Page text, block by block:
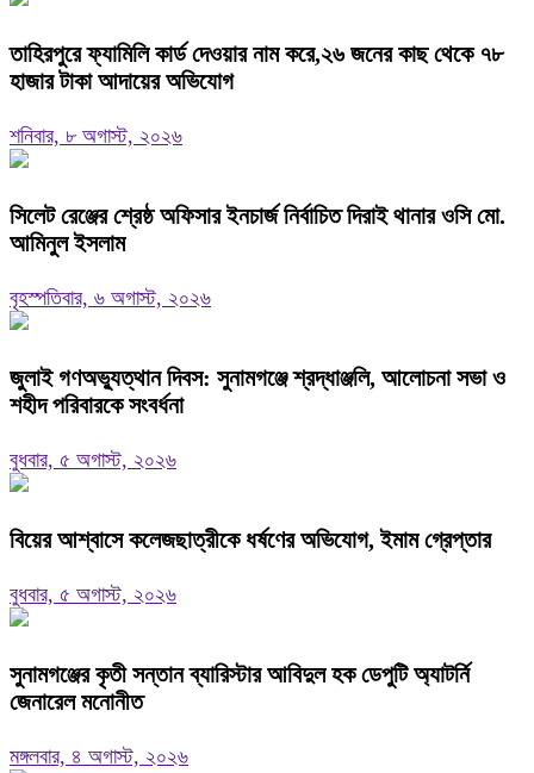
তাহিরপুরে ফ্যামিলি কার্ড দেওয়ার নাম করে,২৬ জনের কাছ থেকে ৭৮
হাজার টাকা আদায়ের অভিযোগ
শনিবার, ৮ অগাস্ট, ২০২৬
‎সিলেট রেঞ্জের শ্রেষ্ঠ অফিসার ইনচার্জ নির্বাচিত দিরাই থানার ওসি মো.
আমিনুল ইসলাম
বৃহস্পতিবার, ৬ অগাস্ট, ২০২৬
জুলাই গণঅভ্যুত্থান দিবস: সুনামগঞ্জে শ্রদ্ধাঞ্জলি, আলোচনা সভা ও
শহীদ পরিবারকে সংবর্ধনা
বুধবার, ৫ অগাস্ট, ২০২৬
বিয়ের আশ্বাসে কলেজছাত্রীকে ধর্ষণের অভিযোগ, ইমাম গ্রেপ্তার
বুধবার, ৫ অগাস্ট, ২০২৬
সুনামগঞ্জের কৃতী সন্তান ব্যারিস্টার আবিদুল হক ডেপুটি অ্যাটর্নি
জেনারেল মনোনীত
মঙ্গলবার, ৪ অগাস্ট, ২০২৬